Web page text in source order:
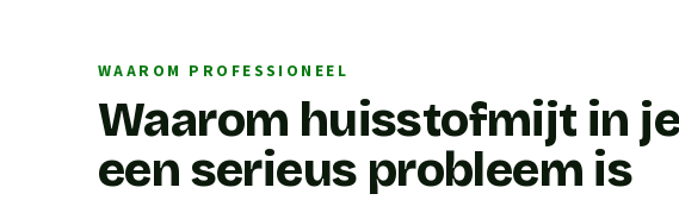
WAAROM PROFESSIONEEL
Waarom huisstofmijt in
een serieus probleem is